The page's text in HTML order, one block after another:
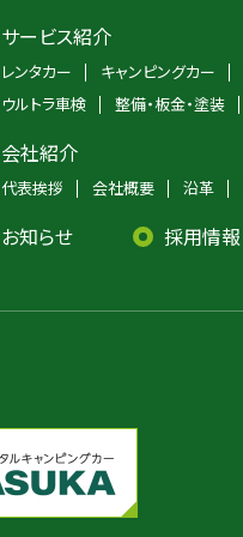
サービス紹介
レンタカー キャンピングカー
ウルトラ車検
整備・板金・塗装
会社紹介
代表挨拶 会社概要 沿革
お知らせ 採用情報